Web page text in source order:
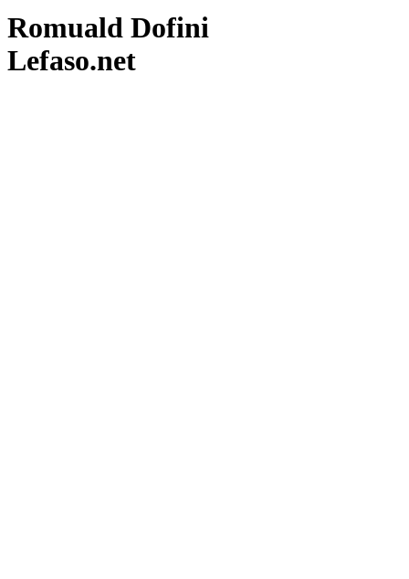
Romuald Dofini
Lefaso.net